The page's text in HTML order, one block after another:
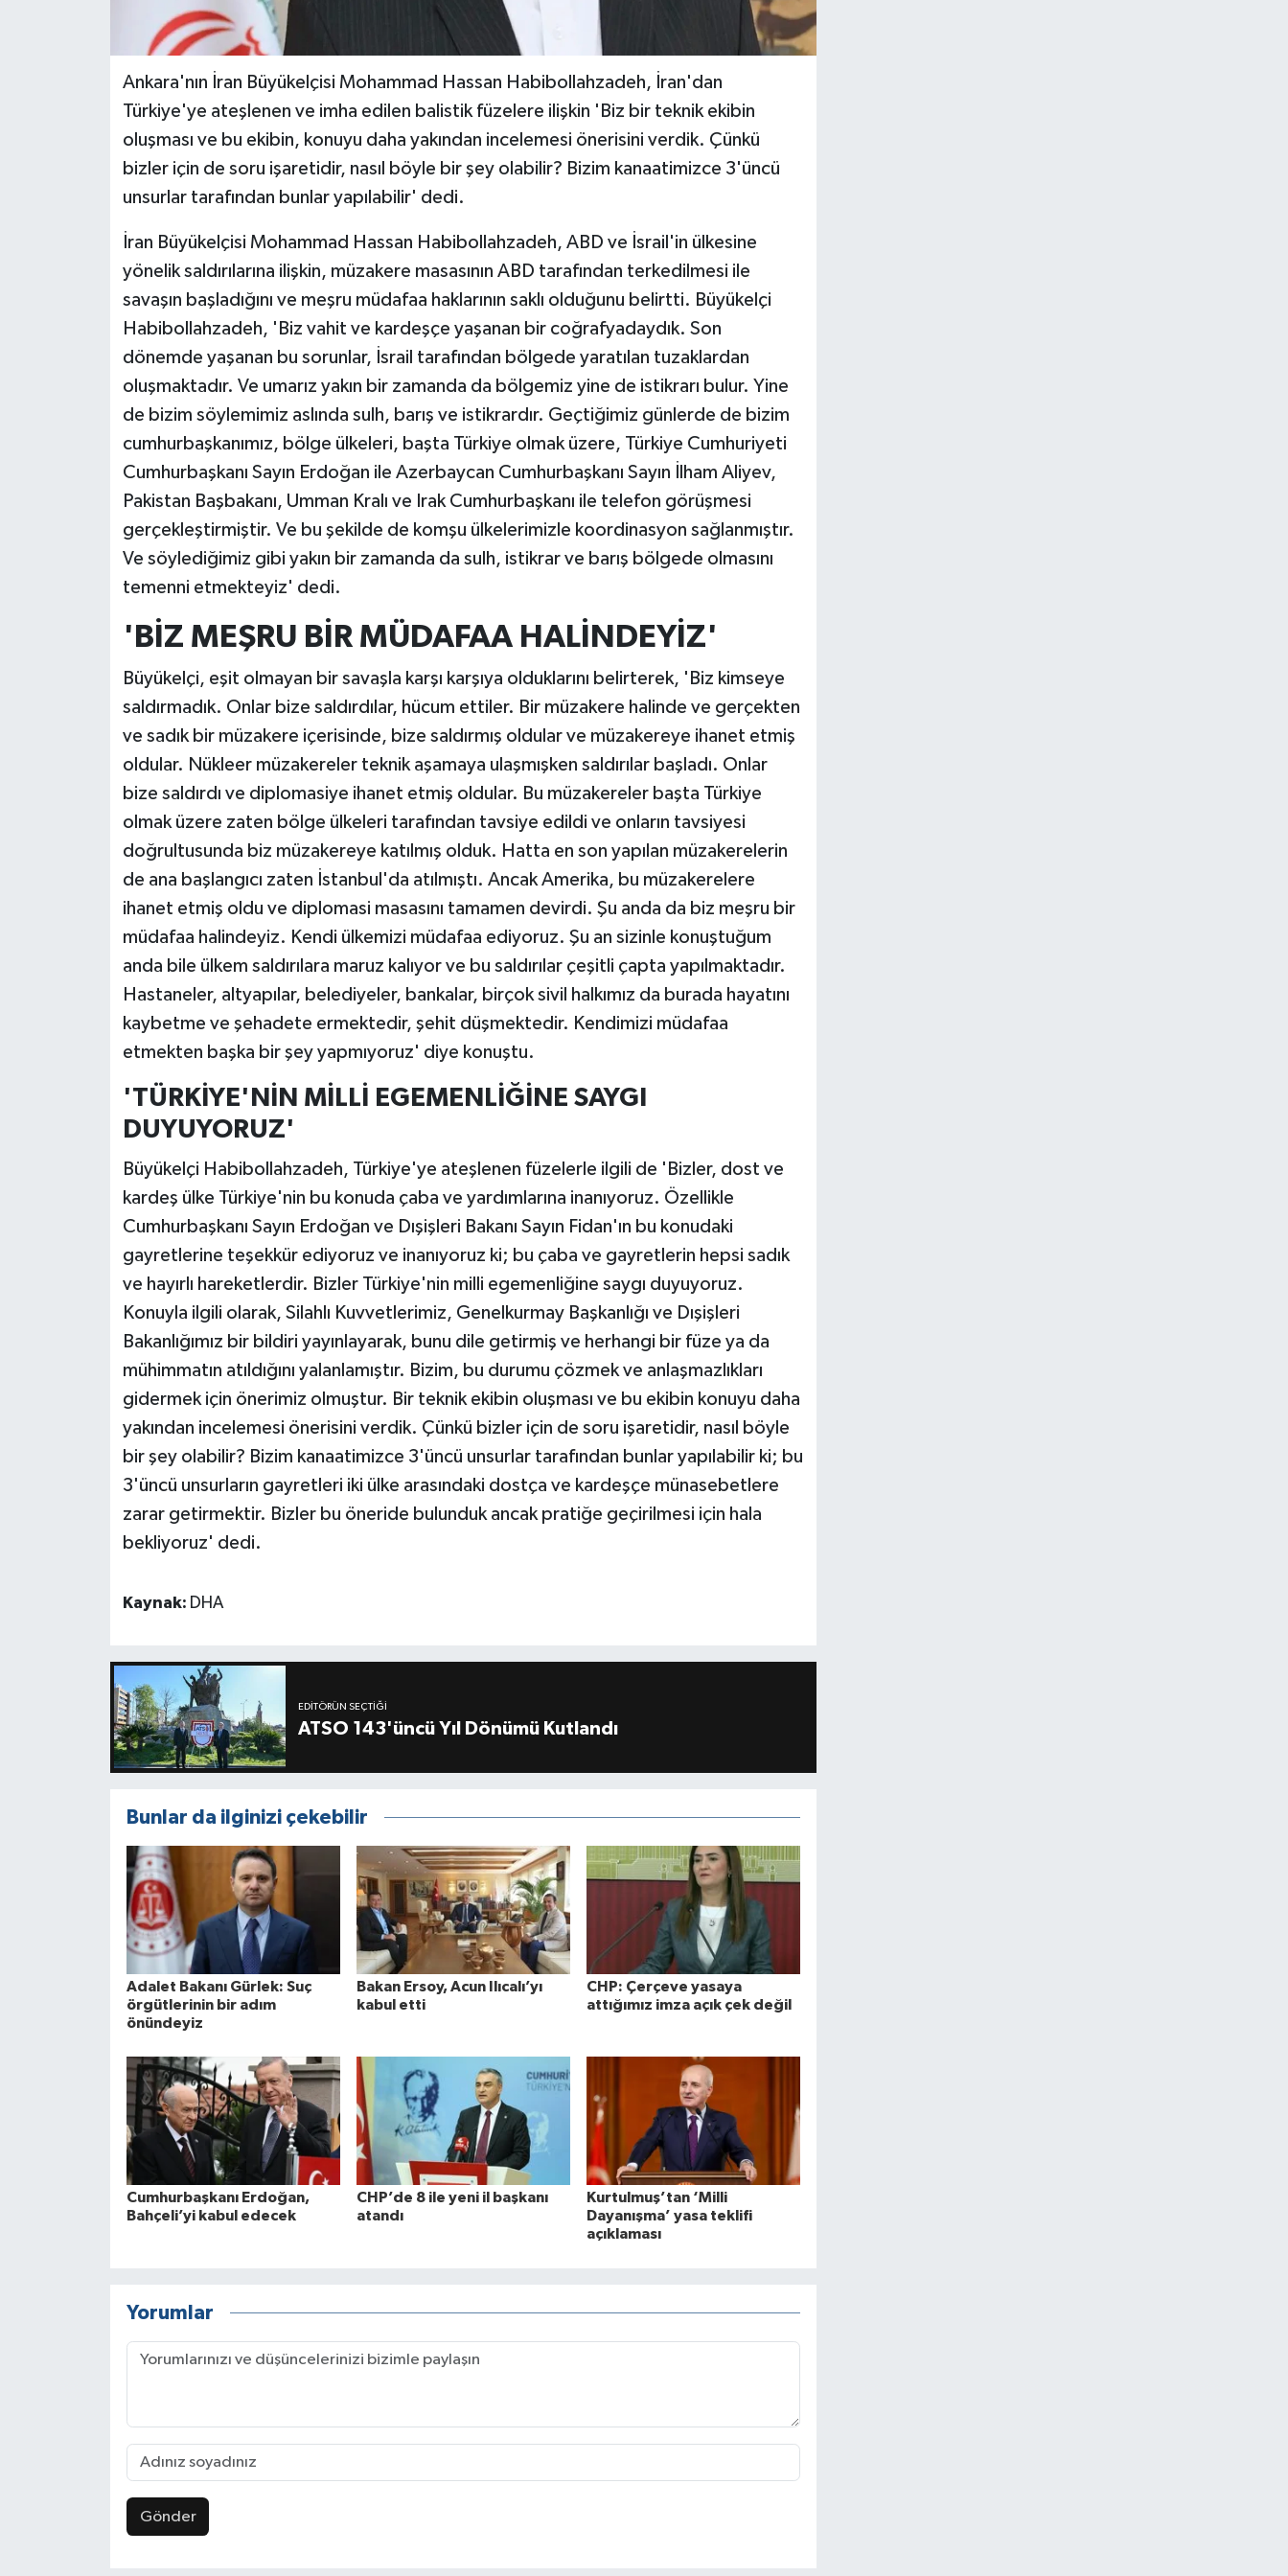
Ankara'nın İran Büyükelçisi Mohammad Hassan Habibollahzadeh, İran'dan
Türkiye'ye ateşlenen ve imha edilen balistik füzelere ilişkin 'Biz bir teknik ekibin
oluşması ve bu ekibin, konuyu daha yakından incelemesi önerisini verdik. Çünkü
bizler için de soru işaretidir, nasıl böyle bir şey olabilir? Bizim kanaatimizce 3'üncü
unsurlar tarafından bunlar yapılabilir' dedi.
İran Büyükelçisi Mohammad Hassan Habibollahzadeh, ABD ve İsrail'in ülkesine
yönelik saldırılarına ilişkin, müzakere masasının ABD tarafından terkedilmesi ile
savaşın başladığını ve meşru müdafaa haklarının saklı olduğunu belirtti. Büyükelçi
Habibollahzadeh, 'Biz vahit ve kardeşçe yaşanan bir coğrafyadaydık. Son
dönemde yaşanan bu sorunlar, İsrail tarafından bölgede yaratılan tuzaklardan
oluşmaktadır. Ve umarız yakın bir zamanda da bölgemiz yine de istikrarı bulur. Yine
de bizim söylemimiz aslında sulh, barış ve istikrardır. Geçtiğimiz günlerde de bizim
cumhurbaşkanımız, bölge ülkeleri, başta Türkiye olmak üzere, Türkiye Cumhuriyeti
Cumhurbaşkanı Sayın Erdoğan ile Azerbaycan Cumhurbaşkanı Sayın İlham Aliyev,
Pakistan Başbakanı, Umman Kralı ve Irak Cumhurbaşkanı ile telefon görüşmesi
gerçekleştirmiştir. Ve bu şekilde de komşu ülkelerimizle koordinasyon sağlanmıştır.
Ve söylediğimiz gibi yakın bir zamanda da sulh, istikrar ve barış bölgede olmasını
temenni etmekteyiz' dedi.
'BİZ MEŞRU BİR MÜDAFAA HALİNDEYİZ'
Büyükelçi, eşit olmayan bir savaşla karşı karşıya olduklarını belirterek, 'Biz kimseye
saldırmadık. Onlar bize saldırdılar, hücum ettiler. Bir müzakere halinde ve gerçekten
ve sadık bir müzakere içerisinde, bize saldırmış oldular ve müzakereye ihanet etmiş
oldular. Nükleer müzakereler teknik aşamaya ulaşmışken saldırılar başladı. Onlar
bize saldırdı ve diplomasiye ihanet etmiş oldular. Bu müzakereler başta Türkiye
olmak üzere zaten bölge ülkeleri tarafından tavsiye edildi ve onların tavsiyesi
doğrultusunda biz müzakereye katılmış olduk. Hatta en son yapılan müzakerelerin
de ana başlangıcı zaten İstanbul'da atılmıştı. Ancak Amerika, bu müzakerelere
ihanet etmiş oldu ve diplomasi masasını tamamen devirdi. Şu anda da biz meşru bir
müdafaa halindeyiz. Kendi ülkemizi müdafaa ediyoruz. Şu an sizinle konuştuğum
anda bile ülkem saldırılara maruz kalıyor ve bu saldırılar çeşitli çapta yapılmaktadır.
Hastaneler, altyapılar, belediyeler, bankalar, birçok sivil halkımız da burada hayatını
kaybetme ve şehadete ermektedir, şehit düşmektedir. Kendimizi müdafaa
etmekten başka bir şey yapmıyoruz' diye konuştu.
'TÜRKİYE'NİN MİLLİ EGEMENLİĞİNE SAYGI
DUYUYORUZ'
Büyükelçi Habibollahzadeh, Türkiye'ye ateşlenen füzelerle ilgili de 'Bizler, dost ve
kardeş ülke Türkiye'nin bu konuda çaba ve yardımlarına inanıyoruz. Özellikle
Cumhurbaşkanı Sayın Erdoğan ve Dışişleri Bakanı Sayın Fidan'ın bu konudaki
gayretlerine teşekkür ediyoruz ve inanıyoruz ki; bu çaba ve gayretlerin hepsi sadık
ve hayırlı hareketlerdir. Bizler Türkiye'nin milli egemenliğine saygı duyuyoruz.
Konuyla ilgili olarak, Silahlı Kuvvetlerimiz, Genelkurmay Başkanlığı ve Dışişleri
Bakanlığımız bir bildiri yayınlayarak, bunu dile getirmiş ve herhangi bir füze ya da
mühimmatın atıldığını yalanlamıştır. Bizim, bu durumu çözmek ve anlaşmazlıkları
gidermek için önerimiz olmuştur. Bir teknik ekibin oluşması ve bu ekibin konuyu daha
yakından incelemesi önerisini verdik. Çünkü bizler için de soru işaretidir, nasıl böyle
bir şey olabilir? Bizim kanaatimizce 3'üncü unsurlar tarafından bunlar yapılabilir ki; bu
3'üncü unsurların gayretleri iki ülke arasındaki dostça ve kardeşçe münasebetlere
zarar getirmektir. Bizler bu öneride bulunduk ancak pratiğe geçirilmesi için hala
bekliyoruz' dedi.
Kaynak: DHA
EDITÖRÜN SEÇTIĞI
ATSO 143'üncü Yıl Dönümü Kutlandı
Bunlar da ilginizi çekebilir
Adalet Bakanı Gürlek: Suç
örgütlerinin bir adım
önündeyiz
Bakan Ersoy, Acun Ilıcalı’yı
kabul etti
CHP: Çerçeve yasaya
attığımız imza açık çek değil
Cumhurbaşkanı Erdoğan,
Bahçeli’yi kabul edecek
CHP’de 8 ile yeni il başkanı
atandı
Kurtulmuş’tan ‘Milli
Dayanışma’ yasa teklifi
açıklaması
Yorumlar
Gönder